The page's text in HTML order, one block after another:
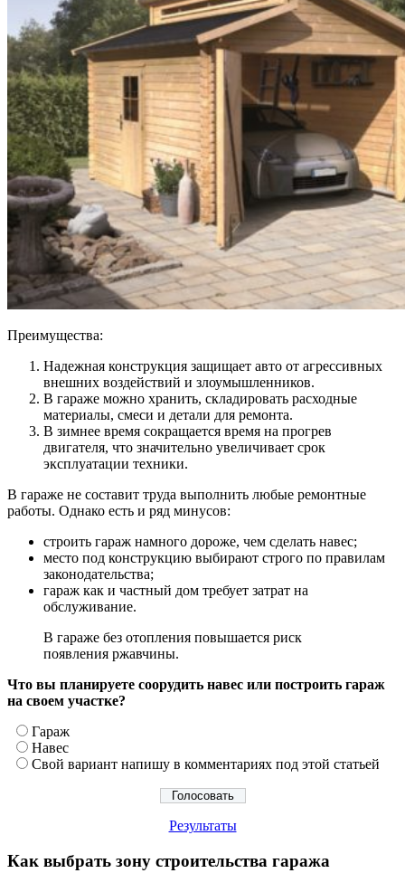
Преимущества:
Надежная конструкция защищает авто от агрессивных
внешних воздействий и злоумышленников.
В гараже можно хранить, складировать расходные
материалы, смеси и детали для ремонта.
В зимнее время сокращается время на прогрев
двигателя, что значительно увеличивает срок
эксплуатации техники.
В гараже не составит труда выполнить любые ремонтные
работы. Однако есть и ряд минусов:
строить гараж намного дороже, чем сделать навес;
место под конструкцию выбирают строго по правилам
законодательства;
гараж как и частный дом требует затрат на
обслуживание.
В гараже без отопления повышается риск
появления ржавчины.
Что вы планируете соорудить навес или построить гараж
на своем участке?
Гараж
Навес
Свой вариант напишу в комментариях под этой статьей
Результаты
Как выбрать зону строительства гаража